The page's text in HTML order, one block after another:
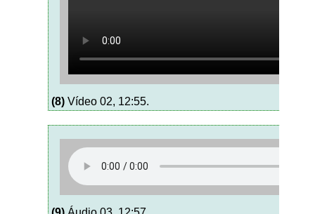
(8)Vídeo 02, 12:55.